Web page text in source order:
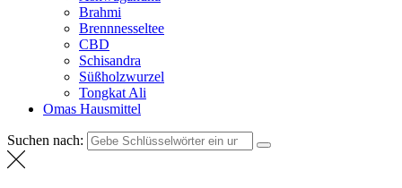
Brahmi
Brennnesseltee
CBD
Schisandra
Süßholzwurzel
Tongkat Ali
Omas Hausmittel
Suchen nach: